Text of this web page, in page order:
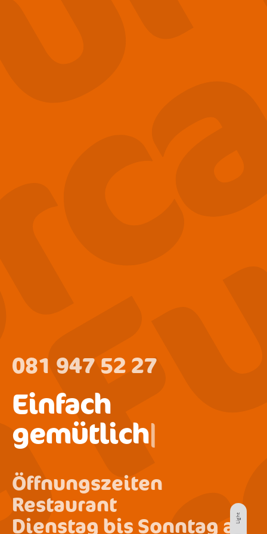
Light
081 947 52 27
Einfach
and|
Öffnungszeiten
Restaurant
Dienstag bis Sonntag ab